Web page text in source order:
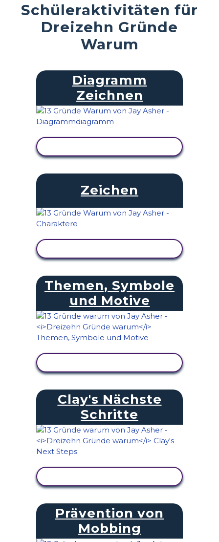
Schüleraktivitäten für
Dreizehn Gründe
Warum
Diagramm
Zeichnen
Zeichen
Themen, Symbole
und Motive
Clay's Nächste
Schritte
Prävention von
Mobbing